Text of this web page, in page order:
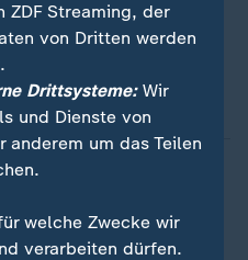
2023: Damals stand der
unter
ZDF Streaming, der
von Dritten werden
Drittsysteme:Wir
und Dienste von
anderem um das Teilen
welche Zwecke wir
verarbeiten dürfen.